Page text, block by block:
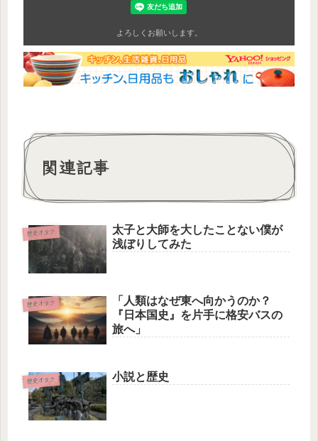
よろしくお願いします。
関連記事
歴史オタク
太子と大師を大したことない僕が
浅ぼりしてみた
歴史オタク
「人類はなぜ東へ向かうのか？
『日本国史』を片手に格安バスの
旅へ」
歴史オタク 小説と歴史